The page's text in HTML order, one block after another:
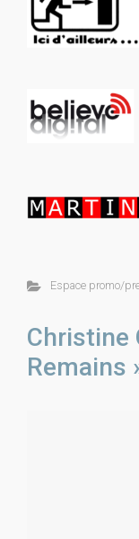
Espace promo/
Christine
Remains